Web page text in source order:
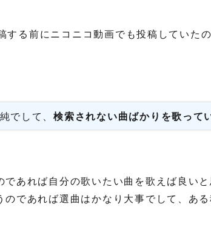
する前にニコニコ動画でも投稿していた
でして、検索されない曲ばかりを歌って
であれば自分の歌いたい曲を歌えば良い
であれば選曲はかなり大事でして、あ